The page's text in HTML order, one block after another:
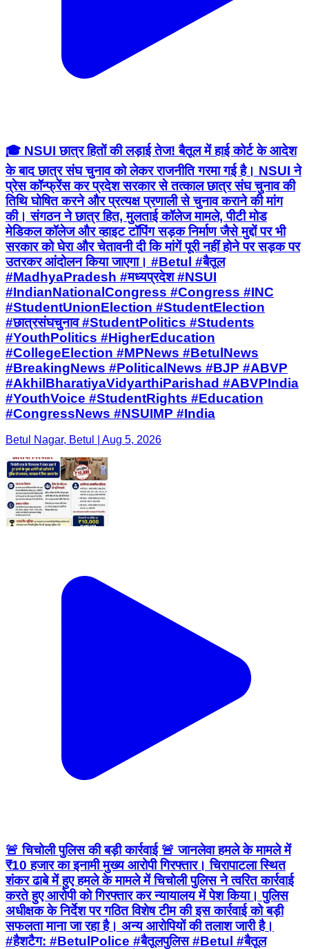
🎓 NSUI छात्र हितों की लड़ाई तेज! बैतूल में हाई कोर्ट के आदेश
के बाद छात्र संघ चुनाव को लेकर राजनीति गरमा गई है। NSUI ने
प्रेस कॉन्फ्रेंस कर प्रदेश सरकार से तत्काल छात्र संघ चुनाव की
तिथि घोषित करने और प्रत्यक्ष प्रणाली से चुनाव कराने की मांग
की। संगठन ने छात्र हित, मुलताई कॉलेज मामले, पीटी मोड
मेडिकल कॉलेज और व्हाइट टॉपिंग सड़क निर्माण जैसे मुद्दों पर भी
सरकार को घेरा और चेतावनी दी कि मांगें पूरी नहीं होने पर सड़क पर
उतरकर आंदोलन किया जाएगा। #Betul #बैतूल
#MadhyaPradesh #मध्यप्रदेश #NSUI
#IndianNationalCongress #Congress #INC
#StudentUnionElection #StudentElection
#छात्रसंघचुनाव #StudentPolitics #Students
#YouthPolitics #HigherEducation
#CollegeElection #MPNews #BetulNews
#BreakingNews #PoliticalNews #BJP #ABVP
#AkhilBharatiyaVidyarthiParishad #ABVPIndia
#YouthVoice #StudentRights #Education
#CongressNews #NSUIMP #India
Betul Nagar, Betul | Aug 5, 2026
🚨 चिचोली पुलिस की बड़ी कार्रवाई 🚨 जानलेवा हमले के मामले में
₹10 हजार का इनामी मुख्य आरोपी गिरफ्तार। चिरापाटला स्थित
शंकर ढाबे में हुए हमले के मामले में चिचोली पुलिस ने त्वरित कार्रवाई
करते हुए आरोपी को गिरफ्तार कर न्यायालय में पेश किया। पुलिस
अधीक्षक के निर्देश पर गठित विशेष टीम की इस कार्रवाई को बड़ी
सफलता माना जा रहा है। अन्य आरोपियों की तलाश जारी है।
#हैशटैग: #BetulPolice #बैतूलपुलिस #Betul #बैतूल